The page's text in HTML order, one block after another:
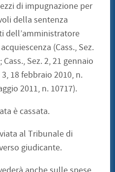
di impugnazione per
della sentenza
dell’amministratore
(Cass., Sez.
Sez. 2, 21 gennaio
3, 18 febbraio 2010, n.
2011, n. 10717).
è cassata.
al Tribunale di
giudicante.